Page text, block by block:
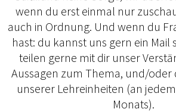
wenn du erst einmal nur
auch in Ordnung. Und wenn du
hast: du kannst uns gern ein Mail
teilen gerne mit dir unser
Aussagen zum Thema, und/oder
unserer Lehreinheiten (an
Monats).